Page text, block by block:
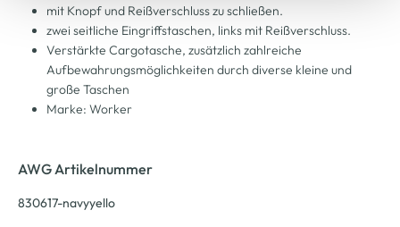
mit Knopf und Reißverschluss zu schließen.
zwei seitliche Eingriffstaschen, links mit Reißverschluss.
Verstärkte Cargotasche, zusätzlich zahlreiche
Aufbewahrungsmöglichkeiten durch diverse kleine und
große Taschen
Marke: Worker
AWG Artikelnummer
830617-navyyello